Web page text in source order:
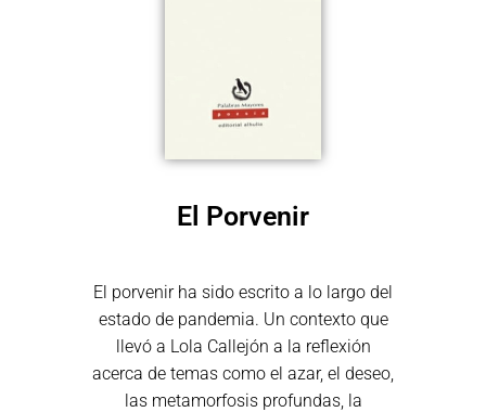
El Porvenir
El porvenir ha sido escrito a lo largo del
estado de pandemia. Un contexto que
llevó a Lola Callejón a la reflexión
acerca de temas como el azar, el deseo,
las metamorfosis profundas, la